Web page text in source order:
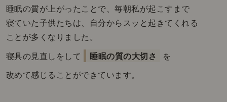
睡眠の質が上がったことで、毎朝私が起こすまで
寝ていた子供たちは、自分からスッと起きてくれる
ことが多くなりました。
寝具の見直しをして 睡眠の質の大切さ を
改めて感じることができています。